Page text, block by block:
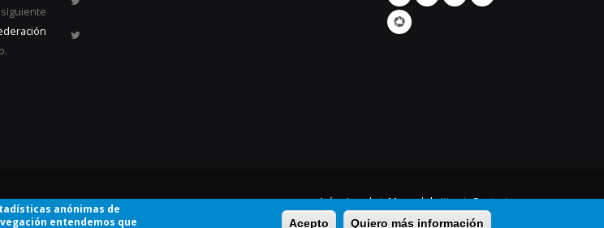
Avíso Legal Mapa del sitio Contacto
anónimas de
entendemos que
Acepto Quiero más información